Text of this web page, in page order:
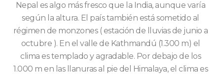
Nepal es algo más fresco que la India, aunque varía
según la altura. El país también está sometido al
régimen de monzones ( estación de lluvias de junio a
octubre ). En el valle de Kathmandú (1.300 m) el
clima es templado y agradable. Por debajo de los
1.000 m en las llanuras al pie del Himalaya, el clima es